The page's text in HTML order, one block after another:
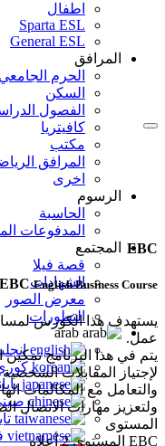
اطفال
Sparta ESL
General ESL
المرافق
الحرم الجامعي
السكن
الفصول
كافيتريا
مكتب
المرافق
اخرى
الرسوم
الحاسبة
المدفوعات
المجتمع
قصة فيلا
الشهادات
معرض الصور
التطورات
arab
EBC
EBCEnglish Business Course
يستهدف هذا الكورس
عمل.
يتم في هذا البرنامج
لإجتياز المقابلات
والتعامل مع المكالمات
ولتعزيز مهارات الاتصال
المستوى
EBC المستوى 2 أعلاه